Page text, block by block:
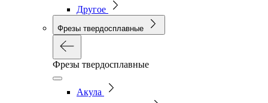
Другое
Фрезы твердосплавные
Фрезы твердосплавные
Акула